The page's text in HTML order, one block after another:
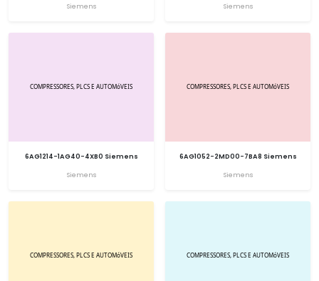
Siemens
Siemens
6AG1214-1AG40-4XB0 Siemens
Siemens
6AG1052-2MD00-7BA8 Siemens
Siemens